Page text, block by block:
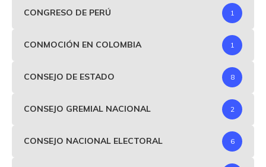
CONGRESO DE PERÚ 1
CONMOCIÓN EN COLOMBIA 1
CONSEJO DE ESTADO 8
CONSEJO GREMIAL NACIONAL 2
CONSEJO NACIONAL ELECTORAL 6